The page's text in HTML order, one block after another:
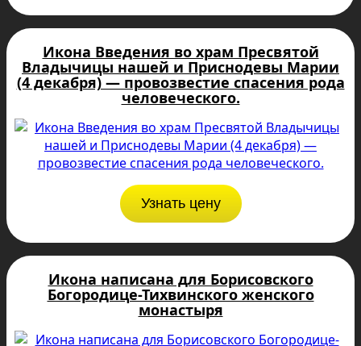
Икона Введения во храм Пресвятой
Владычицы нашей и Приснодевы Марии
(4 декабря) — провозвестие спасения рода
человеческого.
Узнать цену
Икона написана для Борисовского
Богородице-Тихвинского женского
монастыря